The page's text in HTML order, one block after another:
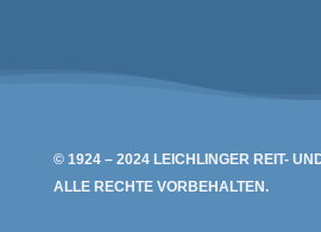
© 1924 – 2024 LEICHLINGER REIT-
ALLE RECHTE VORBEHALTEN.